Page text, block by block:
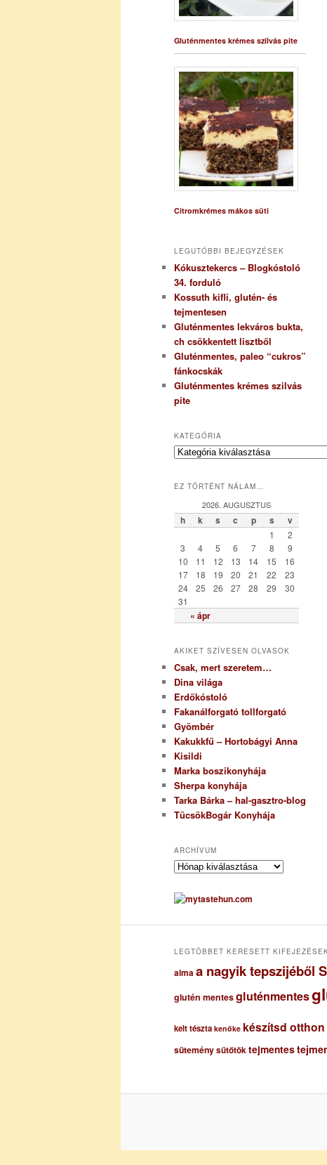
Gluténmentes krémes szilvás pite
Citromkrémes mákos süti
LEGUTÓBBI BEJEGYZÉSEK
Kókusztekercs – Blogkóstoló
34. forduló
Kossuth kifli, glutén- és
tejmentesen
Gluténmentes lekváros bukta,
ch csökkentett lisztből
Gluténmentes, paleo “cukros”
fánkocskák
Gluténmentes krémes szilvás
pite
KATEGÓRIA
K
e
r
EZ TÖRTÉNT NÁLAM…
2026. AUGUSZTUS
h k s c p s v
« ápr
1
2
3
4 5 6 7 8
9
10
11 12 13 14 15
16
17
18 19 20 21 22
23
24
25 26 27 28 29
30
31
AKIKET SZÍVESEN OLVASOK
Csak, mert szeretem…
Dina világa
Erdőkóstoló
Fakanálforgató tollforgató
Gyömbér
Kakukkfű – Hortobágyi Anna
Kisildi
Marka boszikonyhája
Sherpa konyhája
Tarka Bárka – hal-gasztro-blog
TücsökBogár Konyhája
ARCHÍVUM
A
c
h
uLEGTÖBBET KERESETT
almaa nagyik tepszijéből
glutén mentesgluténmentes
kelt tészta kenőke készítsd otthon
süteménysütőtöktejmentes